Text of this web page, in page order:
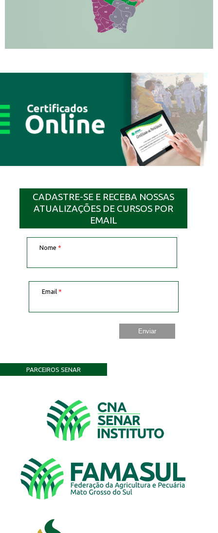
JT
JU
NV
IQ
EL
AM
AB
JP
CS
PR
TA
SQ
IG
MN
CADASTRE-SE E RECEBA NOSSAS
ATUALIZAÇÕES DE CURSOS POR
EMAIL
Nome *
Email *
PARCEIROS SENAR